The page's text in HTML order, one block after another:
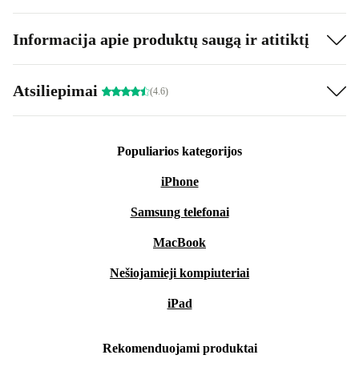
Informacija apie produktų saugą ir atitiktį
Atsiliepimai (4.6)
Populiarios kategorijos
iPhone
Samsung telefonai
MacBook
Nešiojamieji kompiuteriai
iPad
Rekomenduojami produktai